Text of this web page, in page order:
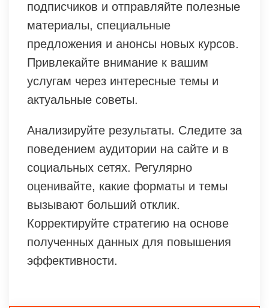
подписчиков и отправляйте полезные
материалы, специальные
предложения и анонсы новых курсов.
Привлекайте внимание к вашим
услугам через интересные темы и
актуальные советы.
Анализируйте результаты. Следите за
поведением аудитории на сайте и в
социальных сетях. Регулярно
оценивайте, какие форматы и темы
вызывают больший отклик.
Корректируйте стратегию на основе
полученных данных для повышения
эффективности.